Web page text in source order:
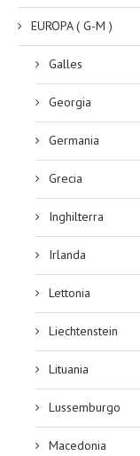
EUROPA ( G-M )
Galles
Georgia
Germania
Grecia
Inghilterra
Irlanda
Lettonia
Liechtenstein
Lituania
Lussemburgo
Macedonia